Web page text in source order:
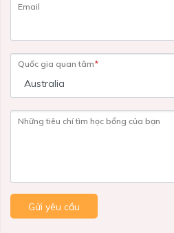
Email
Quốc gia quan tâm*
Những tiêu chí tìm học bổng của bạn
Gửi yêu cầu